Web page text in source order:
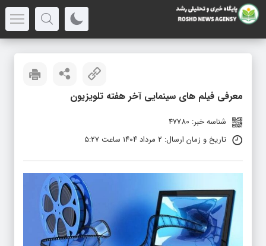
معرفی فیلم های سینمایی آخر هفته تلویزیون
شناسه خبر: 47780
تاریخ و زمان ارسال: ۲ مرداد ۱۴۰۴ ساعت ۵:۲۷